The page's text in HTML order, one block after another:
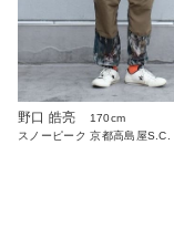
野口 皓亮
170cm
スノーピーク 京都高島屋S.C.